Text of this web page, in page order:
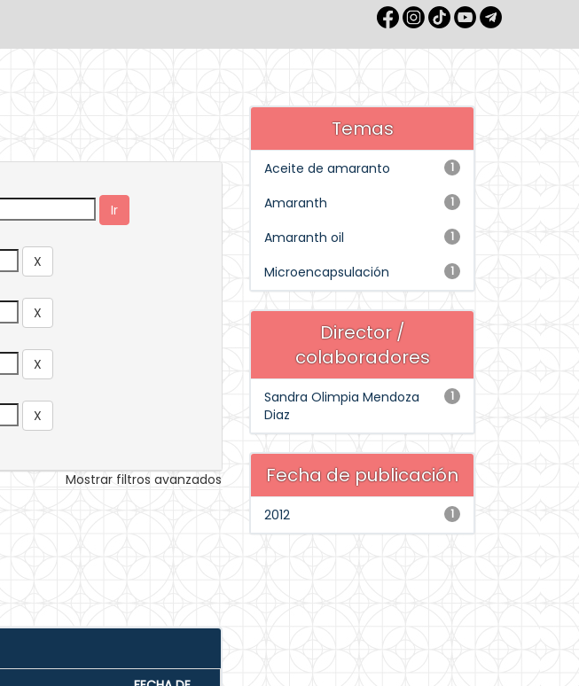
Mostrar filtros avanzados
Temas
1
Aceite de amaranto
1
Amaranth
1
Amaranth oil
1
Microencapsulación
Director /
colaboradores
1
Sandra Olimpia Mendoza
Diaz
Fecha de publicación
1
2012